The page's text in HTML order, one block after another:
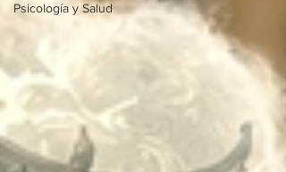
Psicología y Salud